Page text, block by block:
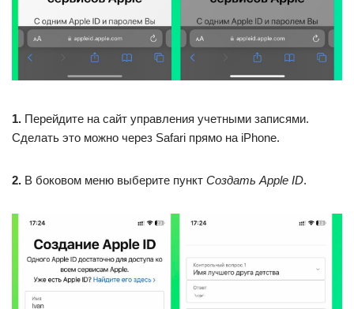
1. Перейдите на сайт управления учетными записями.
Сделать это можно через Safari прямо на iPhone.
2. В боковом меню выберите пункт Создать Apple ID.